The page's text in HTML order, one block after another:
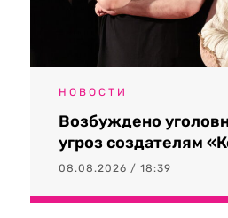
НОВОСТИ
Возбуждено
угроз создателям
08.08.2026 / 18:39